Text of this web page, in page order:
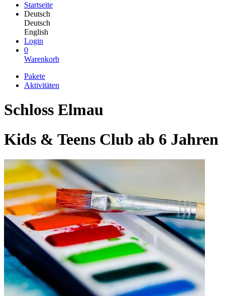
Startseite
Deutsch
Deutsch
English
Login
0
Warenkorb
Pakete
Aktivitäten
Schloss Elmau
Kids & Teens Club ab 6 Jahren